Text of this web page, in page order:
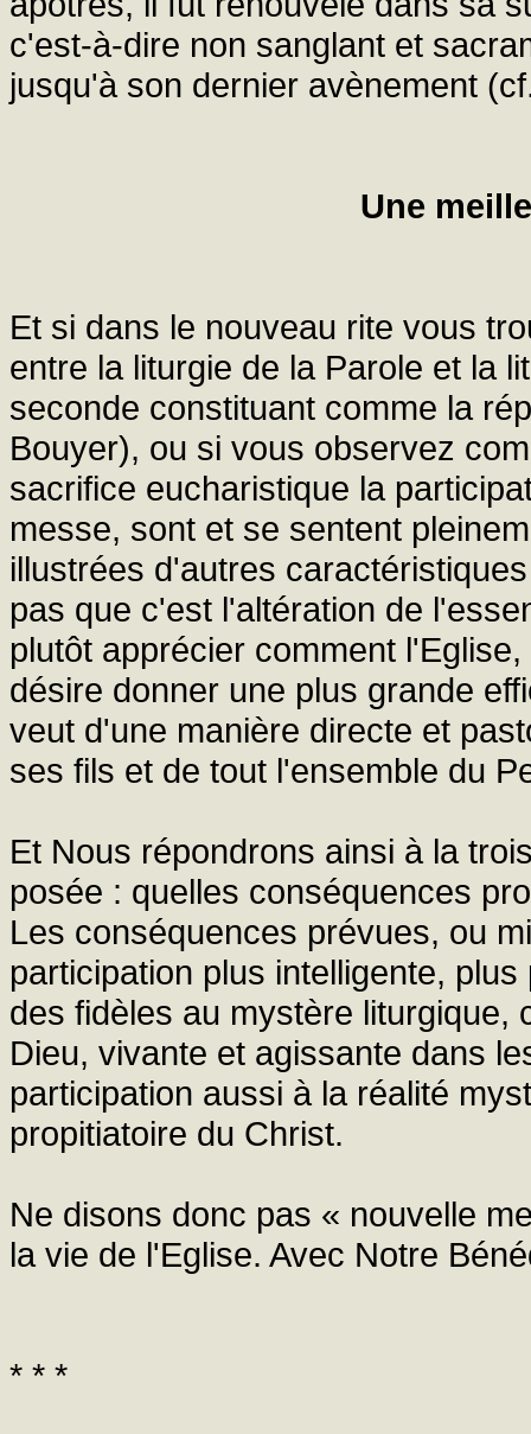
c'est-à-dire non sanglant et
jusqu'à son dernier avènement
Une
Et si dans le nouveau rite vous
entre la liturgie de la Parole et la
seconde constituant comme la
Bouyer), ou si vous observez
sacrifice eucharistique la
messe, sont et se sentent
illustrées d'autres
pas que c'est l'altération de
plutôt apprécier comment
désire donner une plus grande
veut d'une manière directe et
ses fils et de tout l'ensemble du
Et Nous répondrons ainsi à la
posée : quelles conséquences
Les conséquences prévues, ou
participation plus intelligente,
des fidèles au mystère liturgique,
Dieu, vivante et agissante dans
participation aussi à la réalité
propitiatoire du Christ.
Ne disons donc pas « nouvelle
la vie de l'Eglise. Avec Notre
* * *